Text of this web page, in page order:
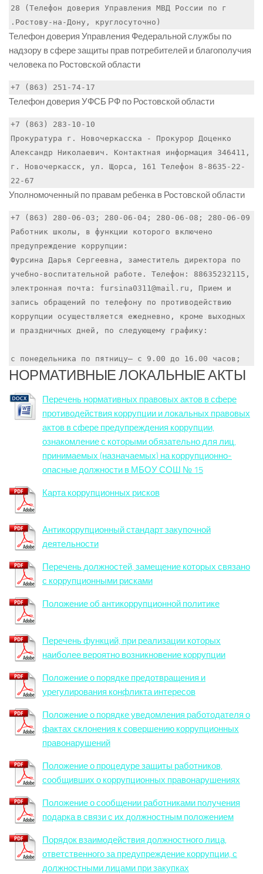
28 (Телефон доверия Управления МВД России по г
.Ростову-на-Дону, круглосуточно)
Телефон доверия Управления Федеральной службы по
надзору в сфере защиты прав потребителей и благополучия
человека по Ростовской области
+7 (863) 251-74-17
Телефон доверия УФСБ РФ по Ростовской области
+7 (863) 283-10-10
Прокуратура г. Новочеркасска - Прокурор Доценко
Александр Николаевич. Контактная информация 346411,
г. Новочеркасск, ул. Щорса, 161 Телефон 8-8635-22-
22-67
Уполномоченный по правам ребенка в Ростовской области
+7 (863) 280-06-03; 280-06-04; 280-06-08; 280-06-09
Работник школы, в функции которого включено
предупреждение коррупции:
Фурсина Дарья Сергеевна, заместитель директора по
учебно-воспитательной работе. Телефон: 88635232115,
электронная почта: fursina0311@mail.ru, Прием и
запись обращений по телефону по противодействию
коррупции осуществляется ежедневно, кроме выходных
и праздничных дней, по следующему графику:
НОРМАТИВНЫЕ ЛОКАЛЬНЫЕ АКТЫ
Перечень нормативных правовых актов в сфере
противодействия коррупции и локальных правовых
актов в сфере предупреждения коррупции,
ознакомление с которыми обязательно для лиц,
принимаемых (назначаемых) на коррупционно-
опасные должности в МБОУ СОШ № 15
Карта коррупционных рисков
Антикоррупционный стандарт закупочной
деятельности
Перечень должностей, замещение которых связано
с коррупционными рисками
Положение об антикоррупционной политике
Перечень функций, при реализации которых
наиболее вероятно возникновение коррупции
Положение о порядке предотвращения и
урегулирования конфликта интересов
Положение о порядке уведомления работодателя о
фактах склонения к совершению коррупционных
правонарушений
Положение о процедуре защиты работников,
сообщивших о коррупционных правонарушениях
Положение о сообщении работниками получения
подарка в связи с их должностным положением
Порядок взаимодействия должностного лица,
ответственного за предупреждение коррупции, с
должностными лицами при закупках